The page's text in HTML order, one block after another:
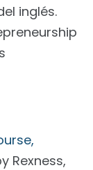
inglés.
Rexness,